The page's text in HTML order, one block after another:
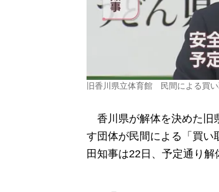
旧香川県立体育館 民間による買
香川県が解体を決めた旧
す団体が民間による「買い
田知事は22日、予定通り解